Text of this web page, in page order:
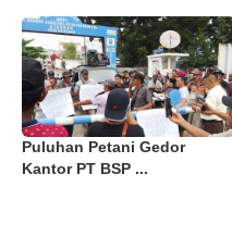
Puluhan Petani Gedor
Kantor PT BSP ...